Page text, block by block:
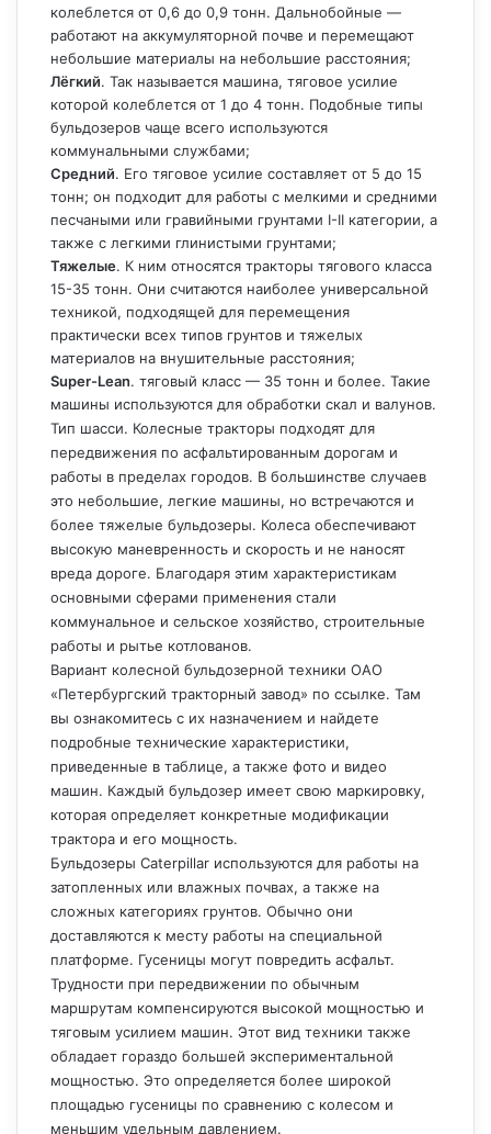
колеблется от 0,6 до 0,9 тонн. Дальнобойные —
работают на аккумуляторной почве и перемещают
небольшие материалы на небольшие расстояния;
Лёгкий. Так называется машина, тяговое усилие
которой колеблется от 1 до 4 тонн. Подобные типы
бульдозеров чаще всего используются
коммунальными службами;
Средний. Его тяговое усилие составляет от 5 до 15
тонн; он подходит для работы с мелкими и средними
песчаными или гравийными грунтами I-II категории, а
также с легкими глинистыми грунтами;
Тяжелые. К ним относятся тракторы тягового класса
15-35 тонн. Они считаются наиболее универсальной
техникой, подходящей для перемещения
практически всех типов грунтов и тяжелых
материалов на внушительные расстояния;
Super-Lean. тяговый класс — 35 тонн и более. Такие
машины используются для обработки скал и валунов.
Тип шасси. Колесные тракторы подходят для
передвижения по асфальтированным дорогам и
работы в пределах городов. В большинстве случаев
это небольшие, легкие машины, но встречаются и
более тяжелые бульдозеры. Колеса обеспечивают
высокую маневренность и скорость и не наносят
вреда дороге. Благодаря этим характеристикам
основными сферами применения стали
коммунальное и сельское хозяйство, строительные
работы и рытье котлованов.
Вариант колесной бульдозерной техники ОАО
«Петербургский тракторный завод» по ссылке. Там
вы ознакомитесь с их назначением и найдете
подробные технические характеристики,
приведенные в таблице, а также фото и видео
машин. Каждый бульдозер имеет свою маркировку,
которая определяет конкретные модификации
трактора и его мощность.
Бульдозеры Caterpillar используются для работы на
затопленных или влажных почвах, а также на
сложных категориях грунтов. Обычно они
доставляются к месту работы на специальной
платформе. Гусеницы могут повредить асфальт.
Трудности при передвижении по обычным
маршрутам компенсируются высокой мощностью и
тяговым усилием машин. Этот вид техники также
обладает гораздо большей экспериментальной
мощностью. Это определяется более широкой
площадью гусеницы по сравнению с колесом и
меньшим удельным давлением.